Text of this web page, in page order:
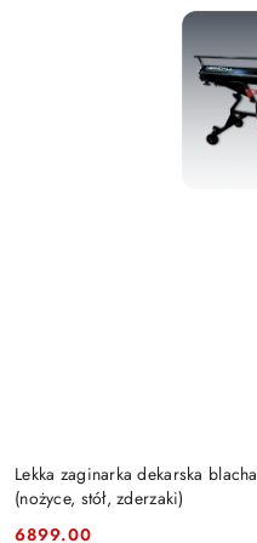
Lekka zaginarka dekarska
(nożyce, stół, zderzaki)
6899.00